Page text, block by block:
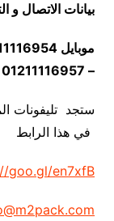
بيانات الاتصال و
– 01211116957 – 01211116958
ستجد تليفونات
في هذا الرابط
goo.gl/en7xfB